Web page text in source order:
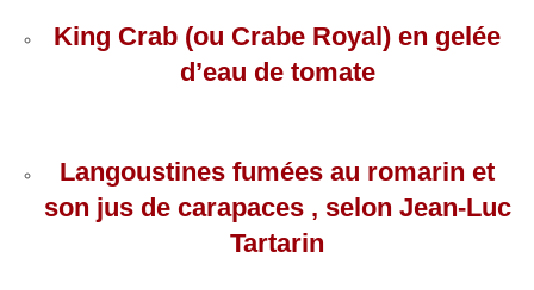
King Crab (ou Crabe Royal) en gelée
d’eau de tomate
Langoustines fumées au romarin et
son jus de carapaces , selon Jean-Luc
Tartarin